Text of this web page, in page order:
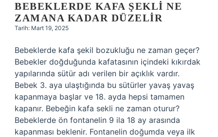
BEBEKLERDE KAFA ŞEKLI NE
ZAMANA KADAR DÜZELIR
Tarih: Mart 19, 2025
Bebeklerde kafa şekil bozukluğu ne zaman geçer?
Bebekler doğduğunda kafatasının içindeki kıkırdak
yapılarında sütür adı verilen bir açıklık vardır.
Bebek 3. aya ulaştığında bu sütürler yavaş yavaş
kapanmaya başlar ve 18. ayda hepsi tamamen
kapanır. Bebeğin kafa sekli ne zaman oturur?
Bebeklerde ön fontanelin 9 ila 18 ay arasında
kapanması beklenir. Fontanelin doğumda veya ilk